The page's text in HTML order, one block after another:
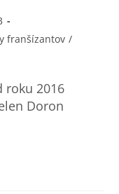
franšízantov /
roku 2016
Doron